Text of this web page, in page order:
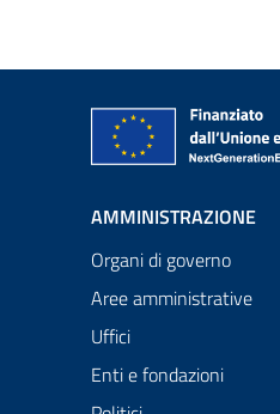
AMMINISTRAZIONE
Organi di governo
Aree amministrative
Uffici
Enti e fondazioni